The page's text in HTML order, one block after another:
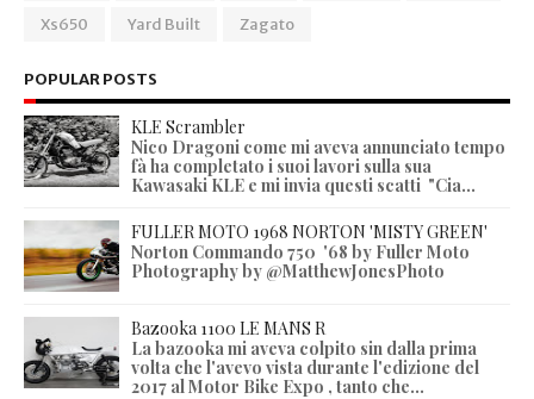
Xs650
Yard Built Zagato
POPULAR POSTS
KLE Scrambler
Nico Dragoni come mi aveva annunciato tempo
fà ha completato i suoi lavori sulla sua
Kawasaki KLE e mi invia questi scatti "Cia...
FULLER MOTO 1968 NORTON 'MISTY GREEN'
Norton Commando 750 '68 by Fuller Moto
Photography by @MatthewJonesPhoto
Bazooka 1100 LE MANS R
La bazooka mi aveva colpito sin dalla prima
volta che l'avevo vista durante l'edizione del
2017 al Motor Bike Expo , tanto che...